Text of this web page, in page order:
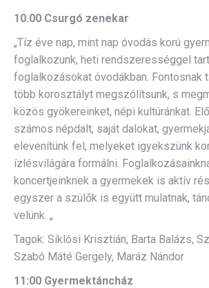
10.00 Csurgó zenekar
„Tíz éve nap, mint nap óvodás korú
foglalkozunk, heti rendszerességgel
foglalkozásokat óvodákban. Fontosnak
több korosztályt megszólítsunk, s
közös gyökereinket, népi kultúránkat.
számos népdalt, saját dalokat,
elevenítünk fel, melyeket igyekszünk
ízlésvilágára formálni.
koncertjeinknek a gyermekek is aktív
egyszer a szülők is együtt mulatnak,
velünk. „
Tagok: Siklósi Krisztián, Barta Balázs,
Szabó Máté Gergely, Maráz Nándor
11:00 Gyermektáncház